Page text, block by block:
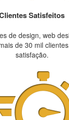
Satisfeitos
de design, web
de 30 mil
satisfação.